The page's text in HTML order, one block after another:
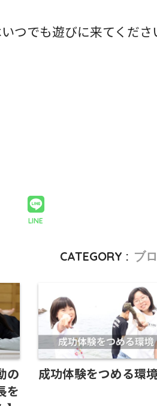
つでも遊びに来てくださ
LINE
CATEGORY : ブ
の
を
成功体験をつめる環